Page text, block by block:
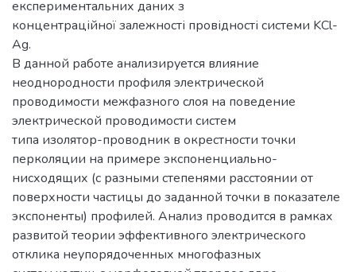
експериментальних даних з
концентраційної залежності провідності системи KCl-
Ag.
В данной работе анализируется влияние
неоднородности профиля электрической
проводимости межфазного слоя на поведение
электрической проводимости систем
типа изолятор-проводник в окрестности точки
перколяции на примере экспоненциально-
нисходящих (с разными степенями расстоянии от
поверхности частицы до заданной точки в показателе
экспоненты) профилей. Анализ проводится в рамках
развитой теории эффективного электрического
отклика неупорядоченных многофазных